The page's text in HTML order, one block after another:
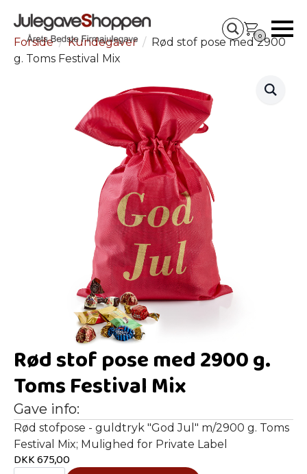
0
Forside Kundegaver
Rød stof pose med 2900
g. Toms Festival Mix
Rød stof pose med 2900 g.
Toms Festival Mix
Gave info:
Rød stofpose - guldtryk "God Jul" m/2900 g. Toms
Festival Mix; Mulighed for Private Label
DKK675,00